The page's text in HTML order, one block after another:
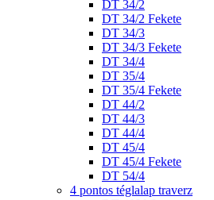
DT 34/2
DT 34/2 Fekete
DT 34/3
DT 34/3 Fekete
DT 34/4
DT 35/4
DT 35/4 Fekete
DT 44/2
DT 44/3
DT 44/4
DT 45/4
DT 45/4 Fekete
DT 54/4
4 pontos téglalap traverz